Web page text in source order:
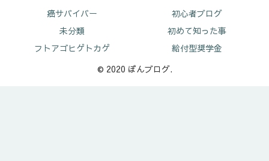
癌サバイバー
初心者ブログ
未分類
初めて知った事
フトアゴヒゲトカゲ
給付型奨学金
© 2020 ぼんブログ.